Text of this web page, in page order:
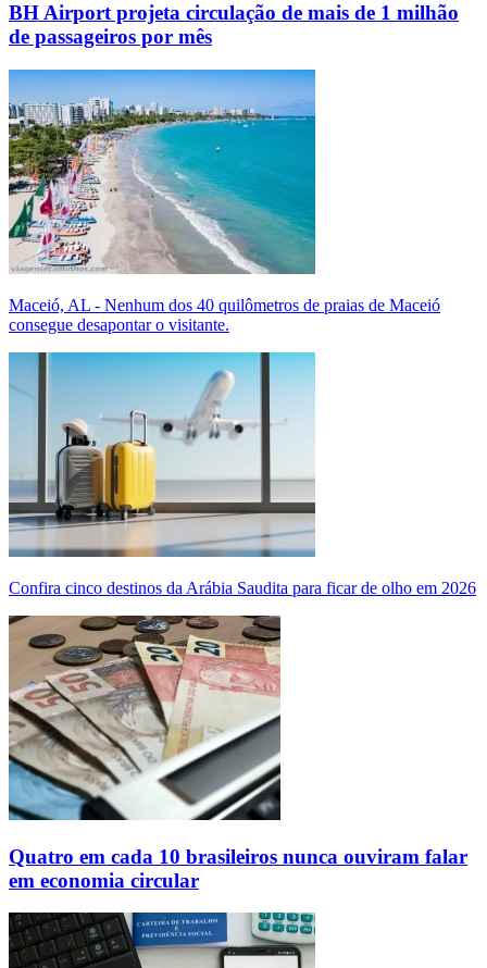
BH Airport projeta circulação de mais de 1 milhão
de passageiros por mês
Maceió, AL - Nenhum dos 40 quilômetros de praias de Maceió
consegue desapontar o visitante.
Confira cinco destinos da Arábia Saudita para ficar de olho em 2026
Quatro em cada 10 brasileiros nunca ouviram falar
em economia circular